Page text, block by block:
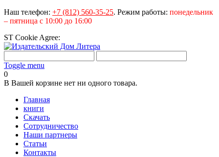
Наш телефон: +7 (812) 560-35-25. Режим работы: понедельник
– пятница с 10:00 до 16:00
ST Cookie Agree:
Toggle menu
0
В Вашей корзине нет ни одного товара.
Главная
книги
Скачать
Сотрудничество
Наши партнеры
Статьи
Контакты